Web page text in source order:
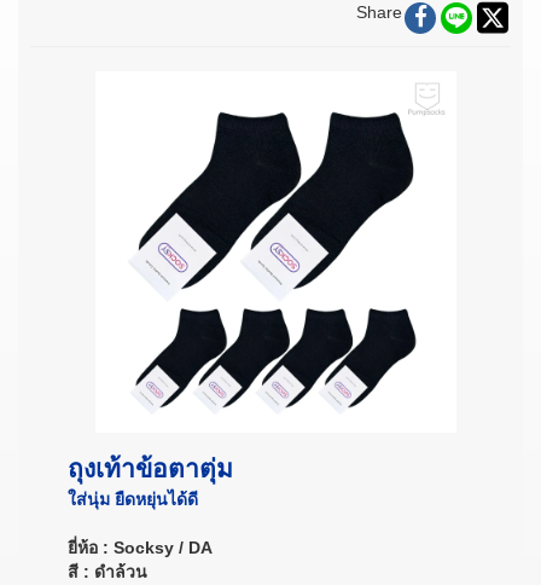
Share
ถุงเท้าข้อตาตุ่ม
ใส่นุ่ม ยืดหยุ่นได้ดี
ยี่ห้อ : Socksy / DA
สี : ดำล้วน